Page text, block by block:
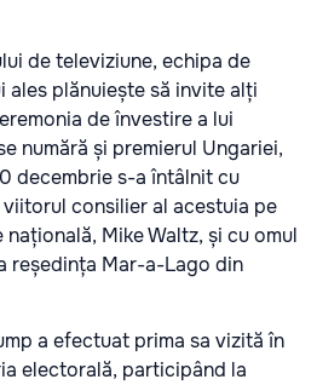
de televiziune, echipa de
plănuiește să invite alți
de învestire a lui
numără și premierul Ungariei,
decembrie s-a întâlnit cu
consilier al acestuia pe
Mike Waltz, și cu omul
reședința Mar-a-Lago din
a efectuat prima sa vizită în
electorală, participând la